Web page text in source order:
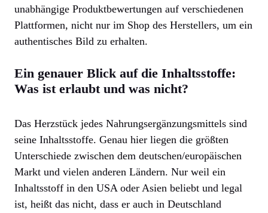
unabhängige Produktbewertungen auf verschiedenen
Plattformen, nicht nur im Shop des Herstellers, um ein
authentisches Bild zu erhalten.
Ein genauer Blick auf die Inhaltsstoffe:
Was ist erlaubt und was nicht?
Das Herzstück jedes Nahrungsergänzungsmittels sind
seine Inhaltsstoffe. Genau hier liegen die größten
Unterschiede zwischen dem deutschen/europäischen
Markt und vielen anderen Ländern. Nur weil ein
Inhaltsstoff in den USA oder Asien beliebt und legal
ist, heißt das nicht, dass er auch in Deutschland